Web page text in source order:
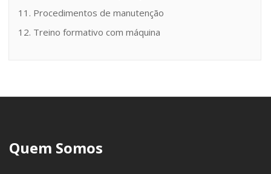
11. Procedimentos de manutenção
12. Treino formativo com máquina
Quem Somos